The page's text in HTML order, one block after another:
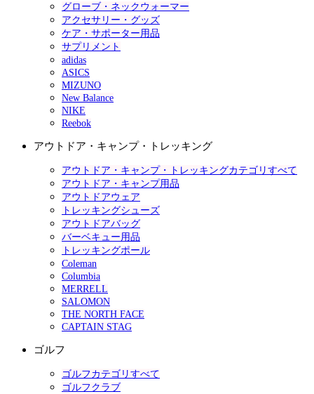
グローブ・ネックウォーマー
アクセサリー・グッズ
ケア・サポーター用品
サプリメント
adidas
ASICS
MIZUNO
New Balance
NIKE
Reebok
アウトドア・キャンプ・トレッキング
アウトドア・キャンプ・トレッキングカテゴリすべて
アウトドア・キャンプ用品
アウトドアウェア
トレッキングシューズ
アウトドアバッグ
バーベキュー用品
トレッキングポール
Coleman
Columbia
MERRELL
SALOMON
THE NORTH FACE
CAPTAIN STAG
ゴルフ
ゴルフカテゴリすべて
ゴルフクラブ